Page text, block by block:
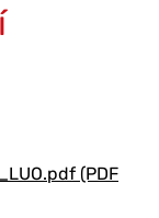
(PDF